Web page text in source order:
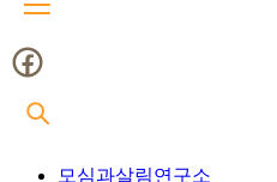
모심과살림연구소